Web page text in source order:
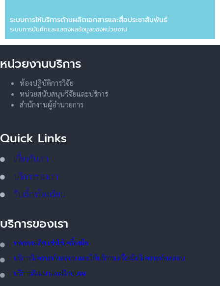
ระบบการให้บริการด้านผลิตเอกสารและสื่อประชาสัมพันธ์
ระบบการบันทึกและแสดงผลข้อมูลของหน่วยงาน
หน่วยงานบริการ
ห้องปฏิบัติการวิจัย
หน่วยสนับสนุนวิจัยและบริการ
สำนักงานผู้อำนวยการ
Quick Links
เกี่ยวกับเรา
บริการของเรา
รับเรื่องร้องเรียน
บริการของเรา
ทดลองผลิต เช่าใช้เครื่องมือ
บริการวิเคราะห์ทดสอบ และให้บริการเครื่องมือวิเคราะห์ทดสอบ
บริการสัมมนาและฝึกอบรม